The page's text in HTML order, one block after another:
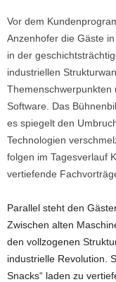
Vor dem
Anzenhofer die Gäste
in der
industriellen
Themenschwerpunkten
Software. Das
es spiegelt den
Technologien
folgen im Tagesverlauf
vertiefende
Parallel steht den
Zwischen alten
den vollzogenen
industrielle Revolution.
Snacks“ laden zu